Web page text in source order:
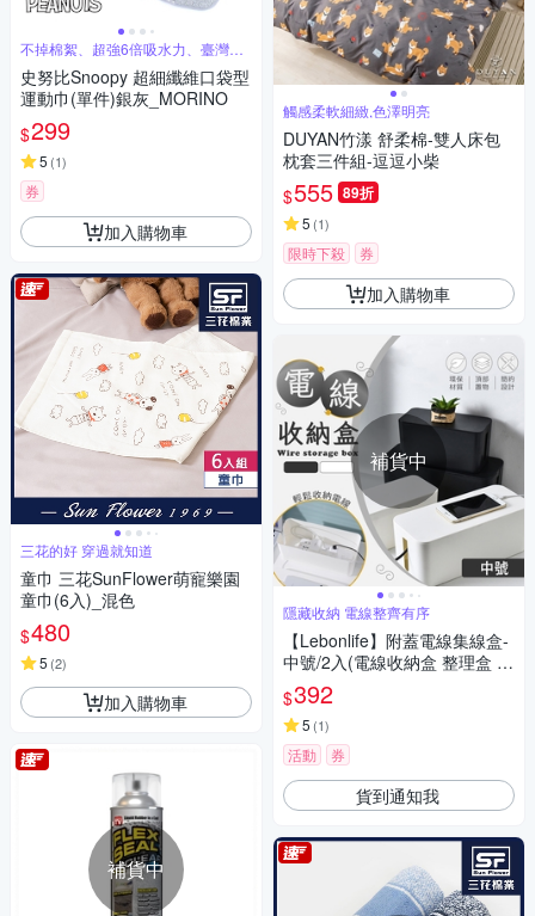
不掉棉絮、超強6倍吸水力、臺灣製
造
史努比Snoopy 超細纖維口袋型
運動巾(單件)銀灰_MORINO
$299
5 (1)
券
加入購物車
三花的好 穿過就知道
童巾 三花SunFlower萌寵樂園
童巾(6入)_混色
$480
5 (2)
加入購物車
補貨中
觸感柔軟細緻,色澤明亮
DUYAN竹漾 舒柔棉-雙人床包
枕套三件組-逗逗小柴
$555 89折
5 (1)
限時下殺 券
加入購物車
補貨中
隱藏收納 電線整齊有序
【Lebonlife】附蓋電線集線盒-
中號/2入(電線收納盒 整理盒 置
物盒)
$392
5 (1)
活動 券
貨到通知我